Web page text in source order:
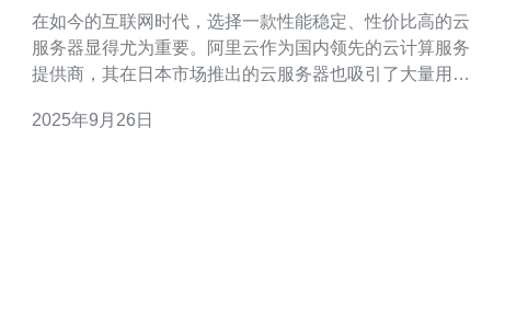
在如今的互联网时代，选择一款性能稳定、性价比高的云
服务器显得尤为重要。阿里云作为国内领先的云计算服务
提供商，其在日本市场推出的云服务器也吸引了大量用户
测，并结合用户反馈，为您提供专业的选择建议。 首先，
2025年9月26日